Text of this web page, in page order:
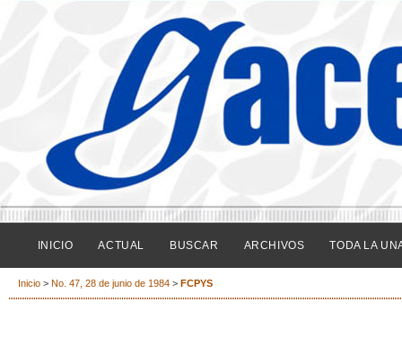
INICIO ACTUAL BUSCAR ARCHIVOS TODA LA
Inicio > No. 47, 28 de junio de 1984 > FCPYS